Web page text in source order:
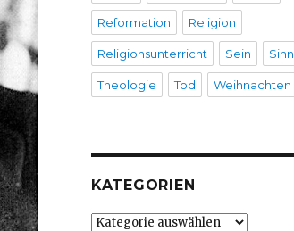
Reformation Religion
Religionsunterricht Sein Sinn
Theologie Tod Weihnachten
KATEGORIEN
Kategorien